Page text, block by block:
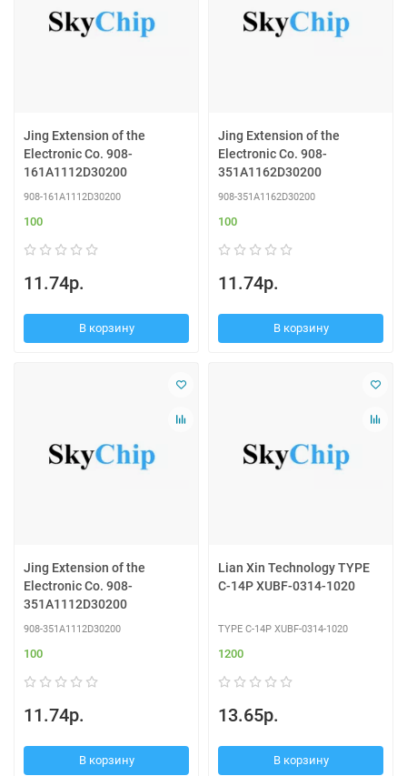
Jing Extension of the
Electronic Co. 908-
161A1112D30200
908-161A1112D30200
100
11.74р.
В корзину
Jing Extension of the
Electronic Co. 908-
351A1162D30200
908-351A1162D30200
100
11.74р.
В корзину
Jing Extension of the
Electronic Co. 908-
351A1112D30200
908-351A1112D30200
100
11.74р.
В корзину
Lian Xin Technology TYPE
C-14P XUBF-0314-1020
TYPE C-14P XUBF-0314-1020
1200
13.65р.
В корзину